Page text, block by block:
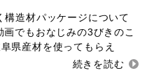
のコト
構造材パッケージについて
でもおなじみの3びきのこ
県産材を使ってもらえ